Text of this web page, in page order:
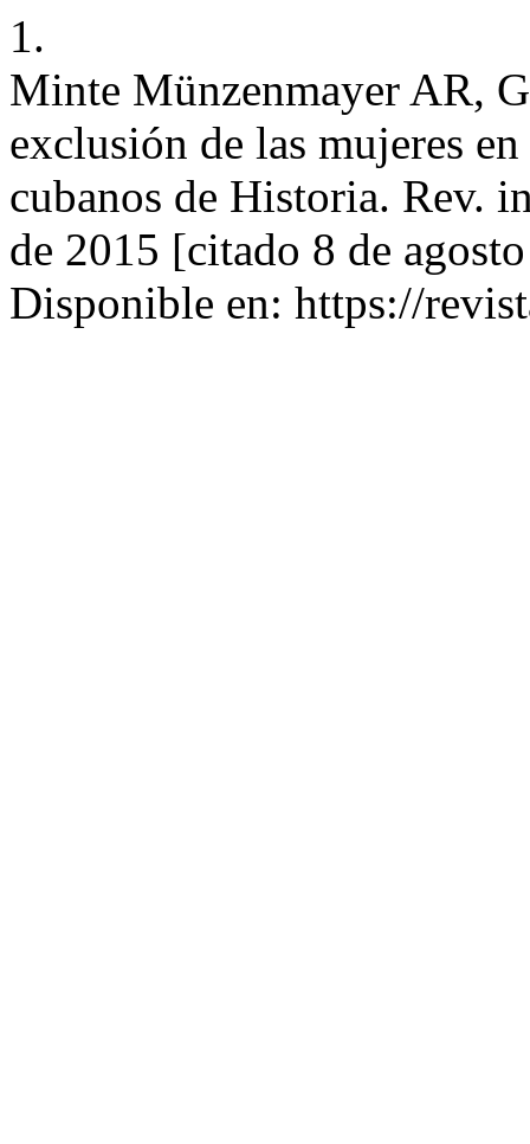
1.
Minte Münzenmayer AR,
exclusión de las mujeres
cubanos de Historia. Rev.
de 2015 [citado 8 de
Disponible en: https://